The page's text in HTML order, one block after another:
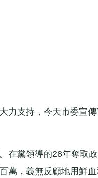
支持，今天市委宣傳
黨領導的28年奪取政
萬，義無反顧地用鮮